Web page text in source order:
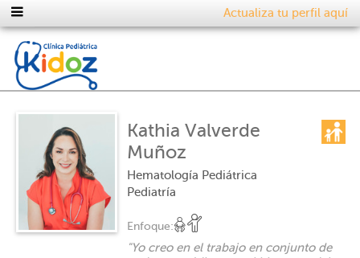
Actualiza tu perfil aquí
Kathia Valverde
Muñoz
Hematología Pediátrica
Pediatría
Enfoque:
"Yo creo en el trabajo en conjunto de